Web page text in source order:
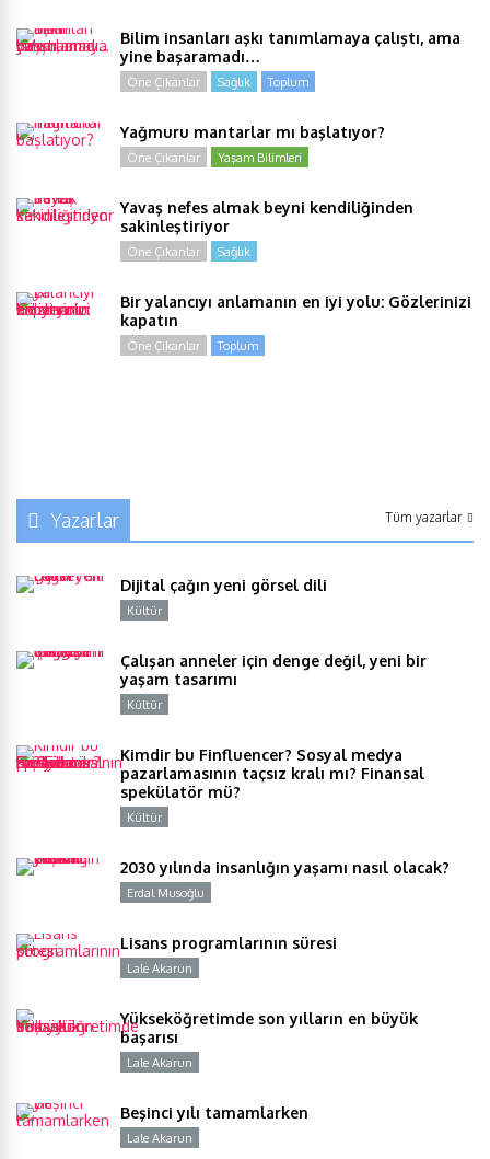
Bilim insanları aşkı tanımlamaya çalıştı, ama
yine başaramadı…
Öne Çıkanlar Sağlık Toplum
Yağmuru mantarlar mı başlatıyor?
Öne Çıkanlar Yaşam Bilimleri
Yavaş nefes almak beyni kendiliğinden
sakinleştiriyor
Öne Çıkanlar Sağlık
Bir yalancıyı anlamanın en iyi yolu: Gözlerinizi
kapatın
Öne Çıkanlar Toplum
Yazarlar Tüm yazarlar
Dijital çağın yeni görsel dili
Kültür
Çalışan anneler için denge değil, yeni bir
yaşam tasarımı
Kültür
Kimdir bu Finfluencer? Sosyal medya
pazarlamasının taçsız kralı mı? Finansal
spekülatör mü?
Kültür
2030 yılında insanlığın yaşamı nasıl olacak?
Erdal Musoğlu
Lisans programlarının süresi
Lale Akarun
Yükseköğretimde son yılların en büyük
başarısı
Lale Akarun
Beşinci yılı tamamlarken
Lale Akarun